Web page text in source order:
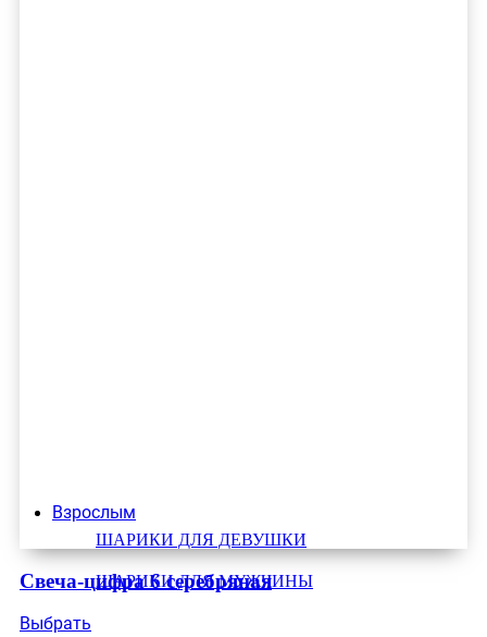
Взрослым
ШАРИКИ ДЛЯ ДЕВУШКИ
ШАРИКИ ДЛЯ МУЖЧИНЫ
Свеча-цифра 6 серебряная
Выбрать